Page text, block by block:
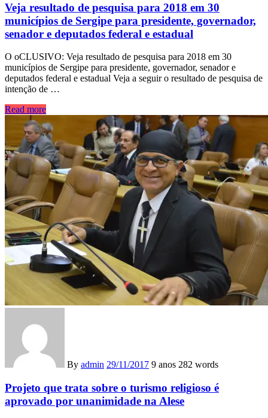
Veja resultado de pesquisa para 2018 em 30
municípios de Sergipe para presidente, governador,
senador e deputados federal e estadual
O oCLUSIVO: Veja resultado de pesquisa para 2018 em 30
municípios de Sergipe para presidente, governador, senador e
deputados federal e estadual Veja a seguir o resultado de pesquisa de
intenção de …
Read more
By admin 29/11/2017 9 anos 282 words
Projeto que trata sobre o turismo religioso é
aprovado por unanimidade na Alese